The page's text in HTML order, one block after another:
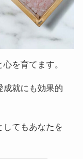
を育てます。
成就にも効果的
してもあなたを